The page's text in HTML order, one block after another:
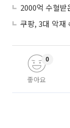
좋아요
0